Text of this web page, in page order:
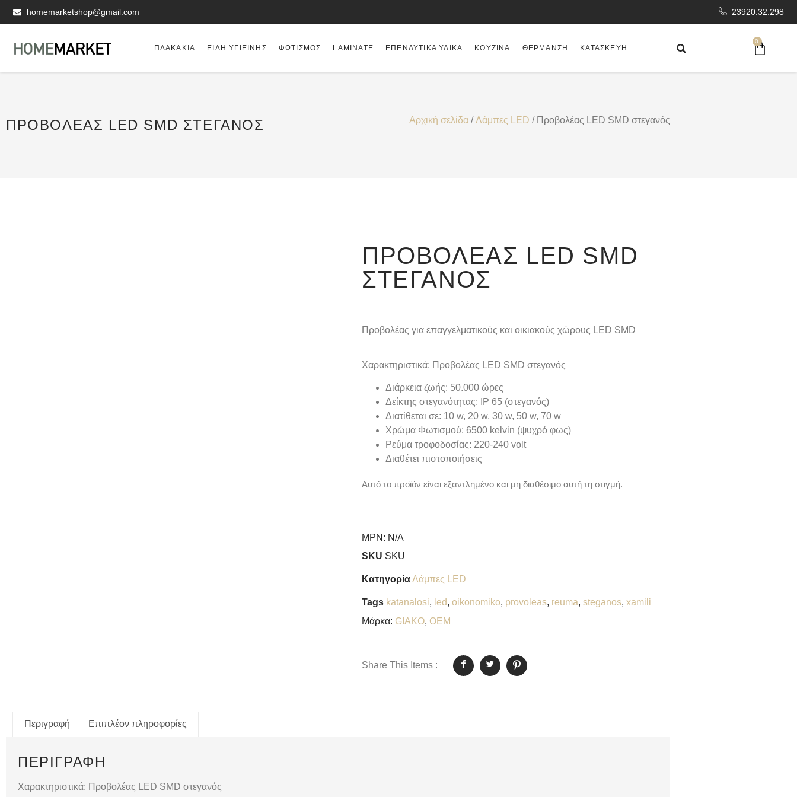
homemarketshop@gmail.com 23920.32.298
ΠΛΑΚΆΚΙΑ ΕΊΔΗ ΥΓΙΕΙΝΗΣ ΦΩΤΙΣΜΌΣ LAMINATE ΕΠΕΝΔΥΤΙΚΆ ΥΛΙΚΆ ΚΟΥΖΊΝΑ ΘΈΡΜΑΝΣΗ ΚΑΤΑΣΚΕΥΉ
0
ΠΡΟΒΟΛΈΑΣ LED SMD ΣΤΕΓΑΝΌΣ Αρχική σελίδα /Λάμπες LED / Προβολέας LED SMD στεγανός
ΠΡΟΒΟΛΈΑΣ LED SMD
ΣΤΕΓΑΝΌΣ
Προβολέας για επαγγελματικούς και οικιακούς χώρους LED SMD
Χαρακτηριστικά: Προβολέας LED SMD στεγανός
Διάρκεια ζωής: 50.000 ώρες
Δείκτης στεγανότητας: IP 65 (στεγανός)
Διατίθεται σε: 10 w, 20 w, 30 w, 50 w, 70 w
Χρώμα Φωτισμού: 6500 kelvin (ψυχρό φως)
Ρεύμα τροφοδοσίας: 220-240 volt
Διαθέτει πιστοποιήσεις
Αυτό το προϊόν είναι εξαντλημένο και μη διαθέσιμο αυτή τη στιγμή.
MPN: N/A
SKU SKU
ΚατηγορίαΛάμπες LED
Tags katanalosi, led, oikonomiko, provoleas, reuma, steganos, xamili
Μάρκα: GIAKO, OEM
Share This Items :
Περιγραφή Επιπλέον πληροφορίες
ΠΕΡΙΓΡΑΦΉ
Χαρακτηριστικά: Προβολέας LED SMD στεγανός